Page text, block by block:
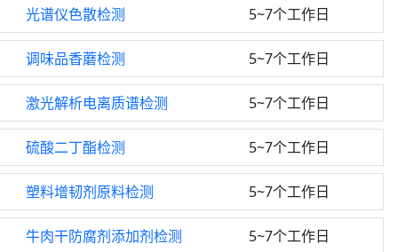
光谱仪色散检测 5~7个工作日
调味品香蘑检测 5~7个工作日
激光解析电离质谱检测 5~7个工作日
硫酸二丁酯检测 5~7个工作日
塑料增韧剂原料检测 5~7个工作日
牛肉干防腐剂添加剂检测 5~7个工作日